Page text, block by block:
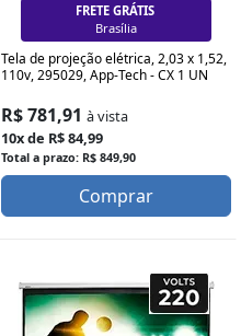
FRETE GRÁTIS
Curitiba
Tela de projeção elétrica, 2,03 x 1,52,
110v, 295029, App-Tech - CX 1 UN
R$ 781,91 à vista
10x de R$ 84,99
Total a prazo: R$ 849,90
Comprar